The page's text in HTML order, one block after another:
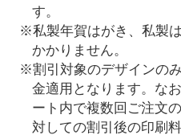
す。
※私製年賀はがき、私製
かかりません。
※割引対象のデザインの
金適用となります。な
ート内で複数回ご注文
対しての割引後の印刷